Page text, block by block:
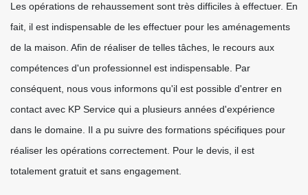
Les opérations de rehaussement sont très difficiles à effectuer. En
fait, il est indispensable de les effectuer pour les aménagements
de la maison. Afin de réaliser de telles tâches, le recours aux
compétences d'un professionnel est indispensable. Par
conséquent, nous vous informons qu'il est possible d'entrer en
contact avec KP Service qui a plusieurs années d'expérience
dans le domaine. Il a pu suivre des formations spécifiques pour
réaliser les opérations correctement. Pour le devis, il est
totalement gratuit et sans engagement.